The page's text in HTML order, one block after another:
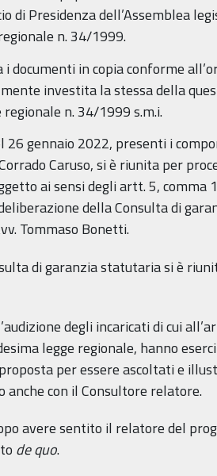
di Presidenza dell’Assemblea
n. 34/1999.
in copia conforme
investita la stessa della
n. 34/1999 s.m.i.
gennaio 2022, presenti i
Caruso, si è riunita per
ai sensi degli artt. 5, comma
della Consulta di
Tommaso Bonetti.
di garanzia statutaria si è
degli incaricati di cui
legge regionale, hanno
per essere ascoltati e
con il Consultore relatore.
avere sentito il relatore del
de quo.